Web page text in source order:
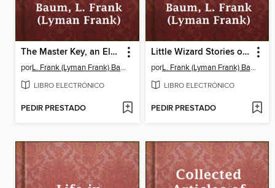
The Master Key, an Electrical Fairy Tale Founded Upon the Mysteries of Electricity
por L. Frank (Lyman Frank) Baum
LIBRO ELECTRÓNICO
PEDIR PRESTADO
Little Wizard Stories of Oz
por L. Frank (Lyman Frank) Baum
LIBRO ELECTRÓNICO
PEDIR PRESTADO